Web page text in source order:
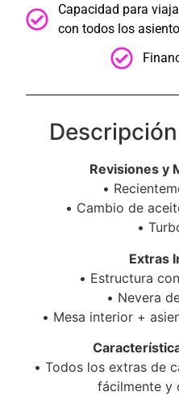
Capacidad para
con todos los
Revisiones y
•⁠
•⁠ ⁠Cambio de
•⁠
Extras
•⁠ ⁠Estructura
•⁠ ⁠Nevera
•⁠ ⁠Mesa interior +
•⁠ ⁠Todos los extras de
fácilmente y